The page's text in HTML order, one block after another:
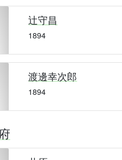
辻守昌
1894
渡邊幸次郎
1894